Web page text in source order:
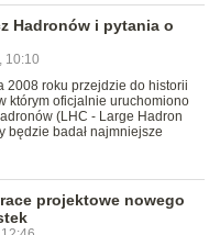
Hadronów i pytania o
10:10
2008 roku przejdzie do historii
którym oficjalnie uruchomiono
(LHC - Large Hadron
będzie badał najmniejsze
projektowe nowego